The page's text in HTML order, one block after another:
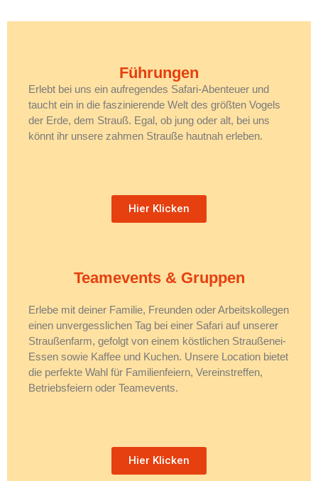
Führungen
Erlebt bei uns ein aufregendes Safari-Abenteuer und
taucht ein in die faszinierende Welt des größten Vogels
der Erde, dem Strauß. Egal, ob jung oder alt, bei uns
könnt ihr unsere zahmen Strauße hautnah erleben.
Hier Klicken
Teamevents & Gruppen
Erlebe mit deiner Familie, Freunden oder Arbeitskollegen
einen unvergesslichen Tag bei einer Safari auf unserer
Straußenfarm, gefolgt von einem köstlichen Straußenei-
Essen sowie Kaffee und Kuchen. Unsere Location bietet
die perfekte Wahl für Familienfeiern, Vereinstreffen,
Betriebsfeiern oder Teamevents.
Hier Klicken